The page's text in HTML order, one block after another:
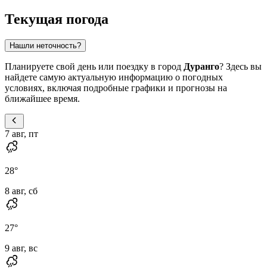
Текущая погода
Нашли неточность?
Планируете свой день или поездку в город Дуранго? Здесь вы
найдете самую актуальную информацию о погодных
условиях, включая подробные графики и прогнозы на
ближайшее время.
7 авг, пт
28°
8 авг, сб
27°
9 авг, вс